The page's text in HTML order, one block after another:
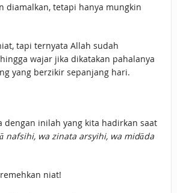
diamalkan, tetapi hanya mungkin
tapi ternyata Allah sudah
wajar jika dikatakan pahalanya
yang berzikir sepanjang hari.
dengan inilah yang kita hadirkan saat
nafsihi, wa zinata arsyihi, wa midāda
niat!